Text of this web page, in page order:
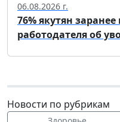
06.08.2026 г.
76% якутян
работодателя об
Новости по рубрикам